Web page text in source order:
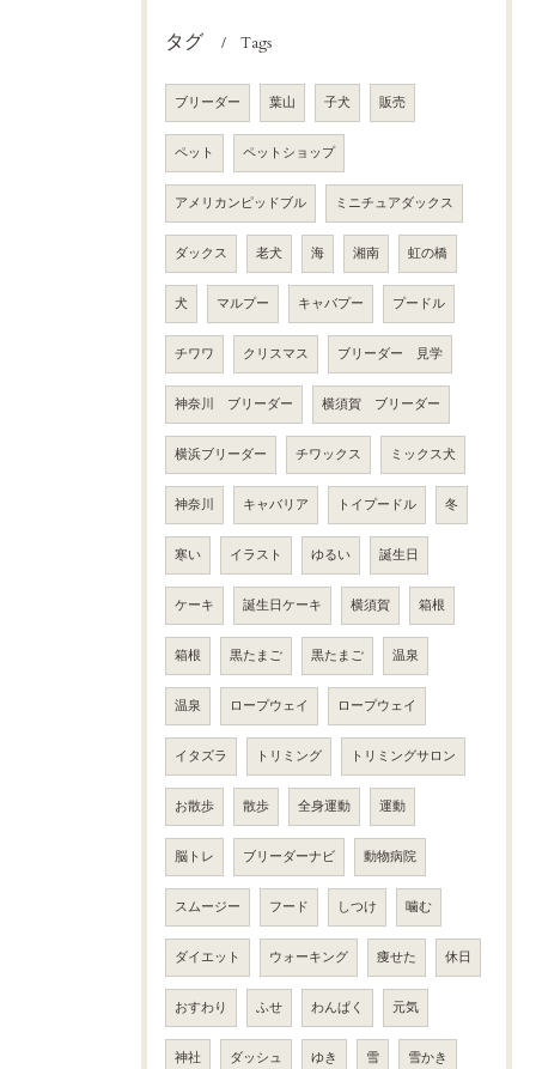
タグ Tags
ブリーダー 葉山 子犬 販売
ペット ペットショップ
アメリカンピッドブル ミニチュアダックス
ダックス 老犬 海 湘南 虹の橋
犬 マルプー キャバプー プードル
チワワ クリスマス ブリーダー 見学
神奈川 ブリーダー 横須賀 ブリーダー
横浜ブリーダー チワックス ミックス犬
神奈川 キャバリア トイプードル 冬
寒い イラスト ゆるい 誕生日
ケーキ 誕生日ケーキ 横須賀 箱根
箱根 黒たまご 黒たまご 温泉
温泉 ロープウェイ ロープウェイ
イタズラ トリミング トリミングサロン
お散歩 散歩 全身運動 運動
脳トレ ブリーダーナビ 動物病院
スムージー フード しつけ 噛む
ダイエット ウォーキング 痩せた 休日
おすわり ふせ わんぱく 元気
神社 ダッシュ ゆき 雪 雪かき